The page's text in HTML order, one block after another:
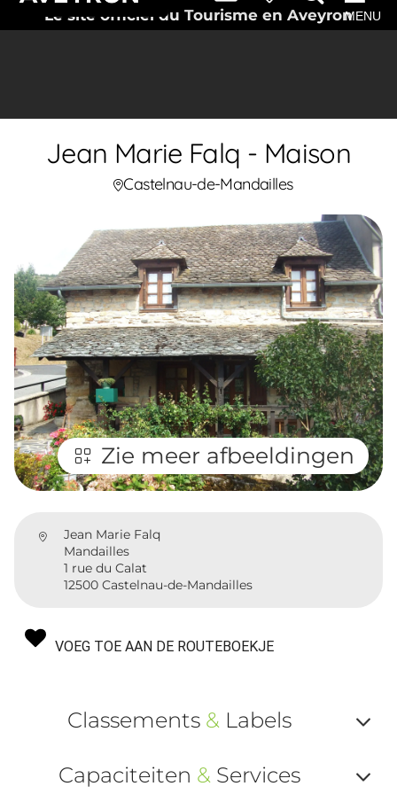
Le site officiel du Tourisme en AveyronMENU
Jean Marie Falq - Maison
Castelnau-de-Mandailles
Zie meer afbeeldingen
Jean Marie Falq
Mandailles
1 rue du Calat
12500 Castelnau-de-Mandailles
VOEG TOE AAN DE ROUTEBOEKJE
Classements &Labels
Capaciteiten &Services